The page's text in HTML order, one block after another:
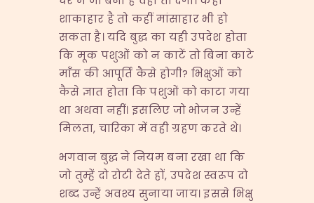
शाकाहार है तो कहीं मांसाहार भी हो
सकता है। यदि बुद्ध का यही उपदेश होता
कि मूक पशुओं को न काटें तो बिना काटे
माँस की आपूर्ति कैसे होगी? भिक्षुओं को
कैसे ज्ञात होता कि पशुओं को काटा गया
था अथवा नहीं। इसलिए जो भोजन उन्हें
मिलता, चारिका में वही ग्रहण करते थे।
भगवान बुद्ध ने नियम बना रखा था कि
जो तुम्हें दो रोटी देते हों, उपदेश स्वरूप दो
शब्द उन्हें अवश्य सुनाया जाय। इससे भिक्षु